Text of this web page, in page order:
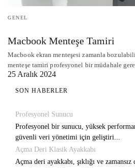
GENEL
Macbook Menteşe Tamiri
Macbook ekran menteşesi zamanla
menteşe tamiri profesyonel bir müdahale
25 Aralık 2024
SON HABERLER
Profesyonel Sunucu
Profesyonel bir sunucu, yüksek
güvenli veri yönetimi için geliştiri...
Açma Deri Klasik Ayakkabı
Açma deri ayakkabı, şıklığı ve